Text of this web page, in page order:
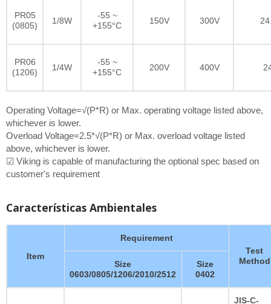
PR05
(0805)
1/8W
-55 ~
+155°C
150V 300V
PR06
(1206)
1/4W
-55 ~
+155°C
200V 400V
Operating Voltage=√(P*R) or Max. operating voltage listed above,
whichever is lower.
Overload Voltage=2.5*√(P*R) or Max. overload voltage listed
above, whichever is lower.
☑ Viking is capable of manufacturing the optional spec based on
customer's requirement
Características Ambientales
Item
Requirement
Test
Method
Size
0603/0805/1206/2010/2512
Size
0402
JIS-C-